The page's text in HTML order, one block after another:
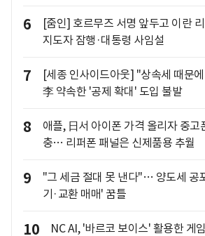
6
[줌인] 호르무즈 서명 앞두고 이란
지도자 잠행·대통령 사임설
7
[세종 인사이드아웃] "상속세 때문
李 약속한 '공제 확대' 도입 불발
8
애플, 日서 아이폰 가격 올리자 중고
충… 리퍼폰 패널은 신제품용 추월
9
"그 세금 절대 못 낸다"… 양도세 공
기·교환 매매' 꿈틀
10 NC AI, '바르코 보이스' 활용한 게